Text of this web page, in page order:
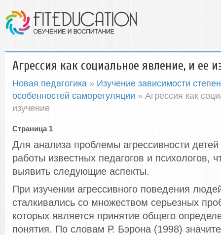
Агрессия как социальное явление, и ее
Новая педагогика » Изучение зависимости
особенностей саморегуляции » Агрессия как
изучение
Страница 1
Для анализа проблемы агрессивности
работы известных педагогов и психологов,
выявить следующие аспекты.
При изучении агрессивного поведения
сталкивались со множеством серьезных
которых является принятие общего
понятия. По словам Р. Бэрона (1998)